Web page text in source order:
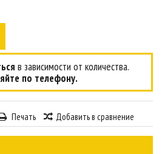
в зависимости от количества.
по телефону.
Печать Добавить в сравнение